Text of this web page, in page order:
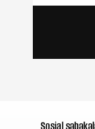
var
Sosial